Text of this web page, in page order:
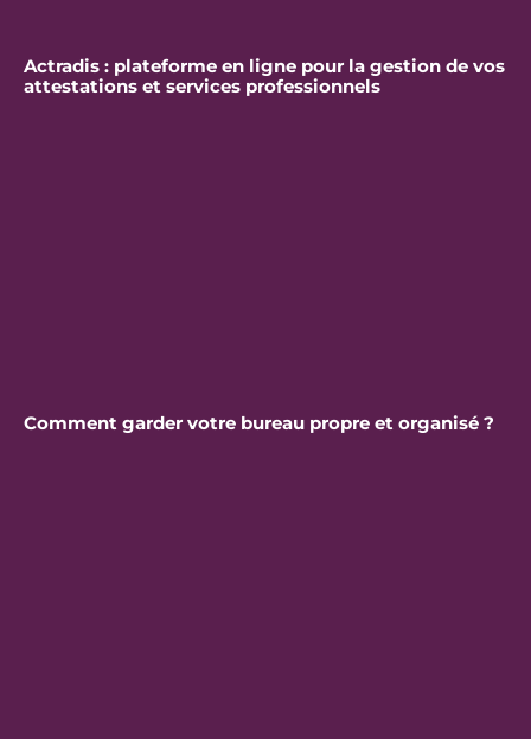
Actradis : plateforme en ligne pour la gestion de vos
attestations et services professionnels
Comment garder votre bureau propre et organisé ?